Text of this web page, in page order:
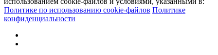
Политике по использованию cookie-файлов Политике
конфиденциальности